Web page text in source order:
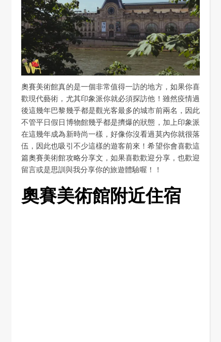
奧賽美術館真的是一個非常值得一訪的地方，如果你喜
歡現代藝術，尤其印象派你就必須探訪他！雖然疫情過
後這幾年巴黎幾乎都是觀光客最多的城市前兩名，因此
不管平日假日博物館幾乎都是擠爆的狀態，加上印象派
在這幾年成為新時尚一樣，好像你沒看過莫內你就很落
伍，因此也吸引不少這樣的遊客前來！希望你會喜歡這
篇奧賽美術館攻略分享文，如果喜歡歡迎分享，也歡迎
留言或是思訓與我分享你的旅遊體驗喔！！
奧賽美術館附近住宿